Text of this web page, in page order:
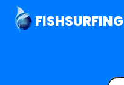
FISHSURFING